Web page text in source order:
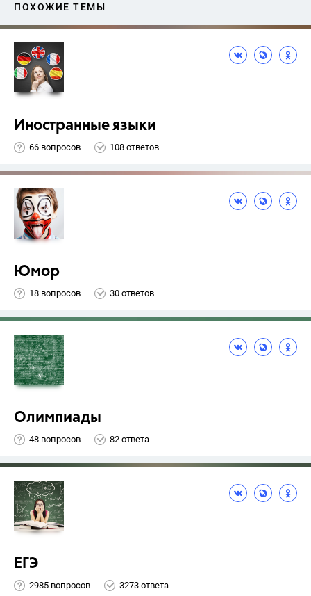
ПОХОЖИЕ ТЕМЫ
Иностранные языки
66 вопросов 108 ответов
Юмор
18 вопросов 30 ответов
Олимпиады
48 вопросов 82 ответа
ЕГЭ
2985 вопросов 3273 ответа